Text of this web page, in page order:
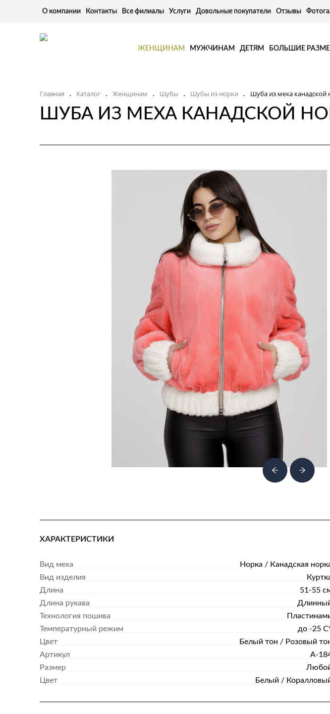
О компании Контакты Все филиалы Услуги Довольные покупатели Отзывы
ЖЕНЩИНАМ МУЖЧИНАМ ДЕТЯМ БОЛЬШИЕ
Главная . Каталог . Женщинам . Шубы . Шубы из норки . Шуба из меха канадской
ШУБА ИЗ МЕХА КАНАДСКОЙ
ХАРАКТЕРИСТИКИ
Вид меха
Норка / Канадская
Вид изделия
Длина
51-55
Длина рукава
Технология пошива
Температурный режим
до -25
Цвет
Белый тон / Розовый
Артикул
А-
Размер
Цвет
Белый /